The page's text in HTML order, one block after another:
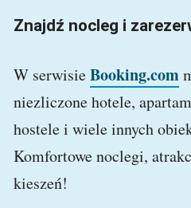
Znajdź nocleg i
W serwisieBooking.com
niezliczone hotele,
hostele i wiele innych
Komfortowe noclegi,
kieszeń!